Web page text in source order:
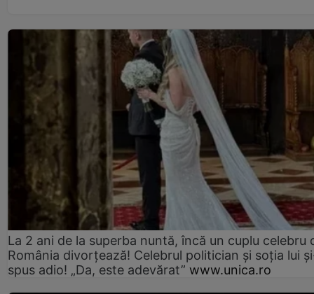
La 2 ani de la superba nuntă, încă un cuplu celebru
România divorțează! Celebrul politician și soția lui
spus adio! „Da, este adevărat” www.unica.ro